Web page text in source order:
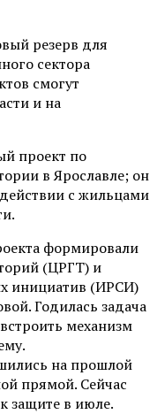
резерв для
сектора
смогут
и на
проект по
в Ярославле; он
с жильцами
формировали
(ЦРГТ) и
инициатив (ИРСИ)
Годилась задача
механизм
на прошлой
прямой. Сейчас
защите в июле.